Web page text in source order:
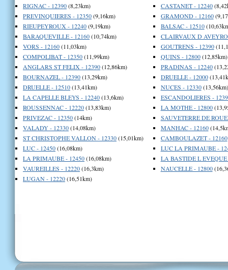
RIGNAC - 12390(8,23km)
PREVINQUIERES - 12350(9,16km)
RIEUPEYROUX - 12240(9,19km)
BARAQUEVILLE - 12160(10,74km)
VORS - 12160(11,03km)
COMPOLIBAT - 12350(11,99km)
ANGLARS ST FELIX - 12390(12,86km)
BOURNAZEL - 12390(13,29km)
DRUELLE - 12510(13,41km)
LA CAPELLE BLEYS - 12240(13,6km)
ROUSSENNAC - 12220(13,83km)
PRIVEZAC - 12350(14km)
VALADY - 12330(14,08km)
ST CHRISTOPHE VALLON - 12330(15,01km)
LUC - 12450(16,08km)
LA PRIMAUBE - 12450(16,08km)
VAUREILLES - 12220(16,3km)
LUGAN - 12220(16,51km)
CASTANET - 12240
GRAMOND - 12160
BALSAC - 12510
CLAIRVAUX D
GOUTRENS - 12390
QUINS - 12800(12,85km)
PRADINAS - 12240
DRUELLE - 12000
NUCES - 12330(13,56km)
ESCANDOLIERES -
LA MOTHE - 12800
SAUVETERRE DE
MANHAC - 12160
CAMBOULAZET - 12160
LUC LA PRIMAUBE -
LA BASTIDE L EVEQUE
NAUCELLE - 12800